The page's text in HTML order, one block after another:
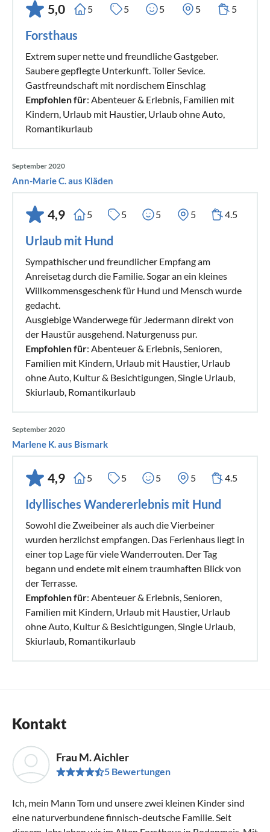
5,0 5 5 5 5 5
Forsthaus
Extrem super nette und freundliche Gastgeber.
Saubere gepflegte Unterkunft. Toller Sevice.
Gastfreundschaft mit nordischem Einschlag
Empfohlen für: Abenteuer & Erlebnis, Familien mit
Kindern, Urlaub mit Haustier, Urlaub ohne Auto,
Romantikurlaub
September 2020
Ann-Marie C. aus Kläden
4,9 5 5 5 5 4.5
Urlaub mit Hund
Sympathischer und freundlicher Empfang am
Anreisetag durch die Familie. Sogar an ein kleines
Willkommensgeschenk für Hund und Mensch wurde
gedacht.
Ausgiebige Wanderwege für Jedermann direkt von
der Haustür ausgehend. Naturgenuss pur.
Empfohlen für: Abenteuer & Erlebnis, Senioren,
Familien mit Kindern, Urlaub mit Haustier, Urlaub
ohne Auto, Kultur & Besichtigungen, Single Urlaub,
Skiurlaub, Romantikurlaub
September 2020
Marlene K. aus Bismark
4,9 5 5 5 5 4.5
Idyllisches Wandererlebnis mit Hund
Sowohl die Zweibeiner als auch die Vierbeiner
wurden herzlichst empfangen. Das Ferienhaus liegt in
einer top Lage für viele Wanderrouten. Der Tag
begann und endete mit einem traumhaften Blick von
der Terrasse.
Empfohlen für: Abenteuer & Erlebnis, Senioren,
Familien mit Kindern, Urlaub mit Haustier, Urlaub
ohne Auto, Kultur & Besichtigungen, Single Urlaub,
Skiurlaub, Romantikurlaub
Kontakt
Frau M. Aichler
5 Bewertungen
Ich, mein Mann Tom und unsere zwei kleinen Kinder sind
eine naturverbundene finnisch-deutsche Familie. Seit